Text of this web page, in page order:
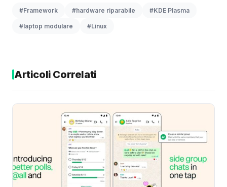
#Framework #hardware riparabile #KDE Plasma
#laptop modulare #Linux
Articoli Correlati